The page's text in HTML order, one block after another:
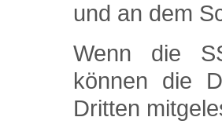
und an dem
Wenn die
können die
Dritten